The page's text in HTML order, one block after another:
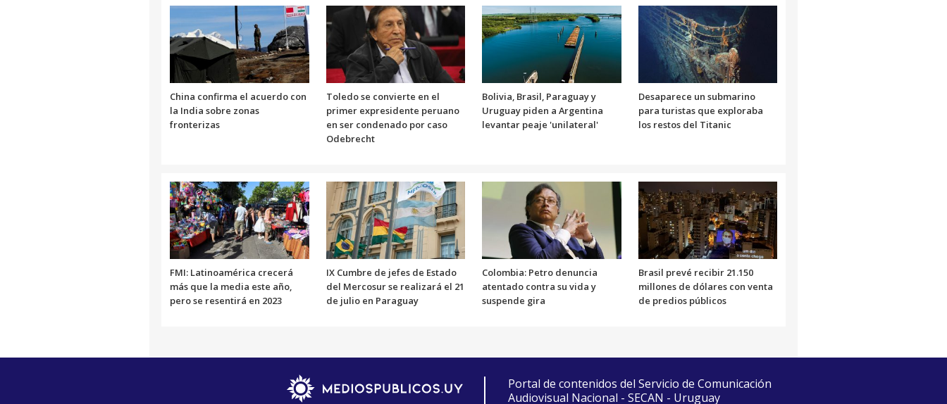
China confirma el acuerdo con
la India sobre zonas
fronterizas
Toledo se convierte en el
primer expresidente peruano
en ser condenado por caso
Odebrecht
Bolivia, Brasil, Paraguay y
Uruguay piden a Argentina
levantar peaje 'unilateral'
Desaparece un submarino
para turistas que exploraba
los restos del Titanic
FMI: Latinoamérica crecerá
más que la media este año,
pero se resentirá en 2023
IX Cumbre de jefes de Estado
del Mercosur se realizará el 21
de julio en Paraguay
Colombia: Petro denuncia
atentado contra su vida y
suspende gira
Brasil prevé recibir 21.150
millones de dólares con venta
de predios públicos
Portal de contenidos del Servicio de Comunicación
Audiovisual Nacional - SECAN - Uruguay